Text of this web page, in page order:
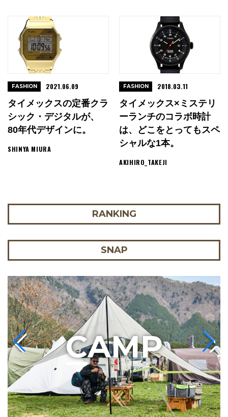
タイメックスの定番クラ
シック・デジタルが、
80年代デザインに。
SHINYA MIURA
FASHION 2021.06.09
タイメックス×ミステリ
ーランチのコラボ時計
は、どこをとってもスペ
シャルな1本。
AKIHIRO_TAKEJI
FASHION 2018.03.11
RANKING
SNAP
CAMP